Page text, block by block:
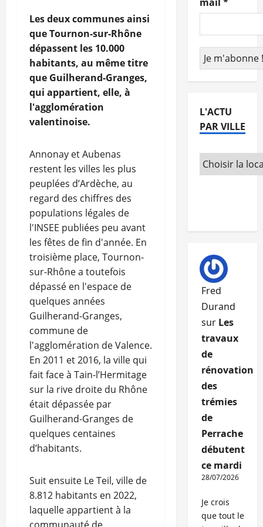
Les deux communes ainsi
que Tournon-sur-Rhône
dépassent les 10.000
habitants, au même titre
que Guilherand-Granges,
qui appartient, elle, à
l'agglomération
valentinoise.
Annonay et Aubenas
restent les villes les plus
peuplées d’Ardèche, au
regard des chiffres des
populations légales de
l'INSEE publiées peu avant
les fêtes de fin d'année. En
troisième place, Tournon-
sur-Rhône a toutefois
dépassé en l'espace de
quelques années
Guilherand-Granges,
commune de
l'agglomération de Valence.
En 2011 et 2016, la ville qui
fait face à Tain-l’Hermitage
sur la rive droite du Rhône
était dépassée par
Guilherand-Granges de
quelques centaines
d’habitants.
Suit ensuite Le Teil, ville de
8.812 habitants en 2022,
laquelle appartient à la
L'ACTU
PAR VILLE
Fred
Durand
sur Les
travaux
de
rénovation
des
trémies
de
Perrache
débutent
ce mardi
28/07/2026
Je crois
que tout le